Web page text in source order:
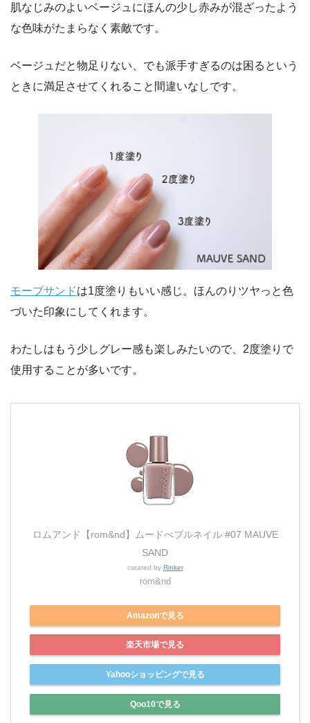
肌なじみのよいベージュにほんの少し赤みが混ざったよう
な色味がたまらなく素敵です。
ベージュだと物足りない、でも派手すぎるのは困るという
ときに満足させてくれること間違いなしです。
モーブサンドは1度塗りもいい感じ。ほんのりツヤっと色
づいた印象にしてくれます。
わたしはもう少しグレー感も楽しみたいので、2度塗りで
使用することが多いです。
ロムアンド【rom&nd】ムードぺブルネイル #07 MAUVE
SAND
created by Rinker
rom&nd
Amazonで見る
楽天市場で見る
Yahooショッピングで見る
Qoo10で見る